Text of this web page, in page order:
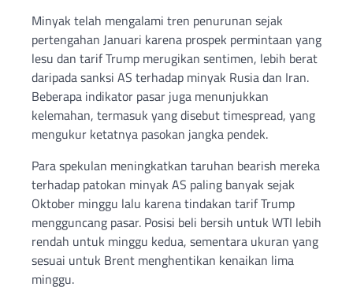
Minyak telah mengalami tren penurunan sejak
pertengahan Januari karena prospek permintaan yang
lesu dan tarif Trump merugikan sentimen, lebih berat
daripada sanksi AS terhadap minyak Rusia dan Iran.
Beberapa indikator pasar juga menunjukkan
kelemahan, termasuk yang disebut timespread, yang
mengukur ketatnya pasokan jangka pendek.
Para spekulan meningkatkan taruhan bearish mereka
terhadap patokan minyak AS paling banyak sejak
Oktober minggu lalu karena tindakan tarif Trump
mengguncang pasar. Posisi beli bersih untuk WTI lebih
rendah untuk minggu kedua, sementara ukuran yang
sesuai untuk Brent menghentikan kenaikan lima
minggu.